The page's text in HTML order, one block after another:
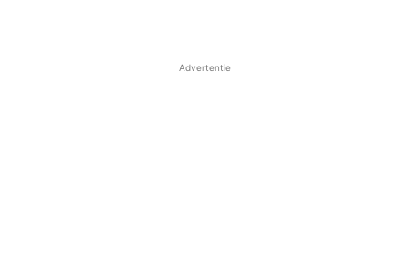
Advertentie